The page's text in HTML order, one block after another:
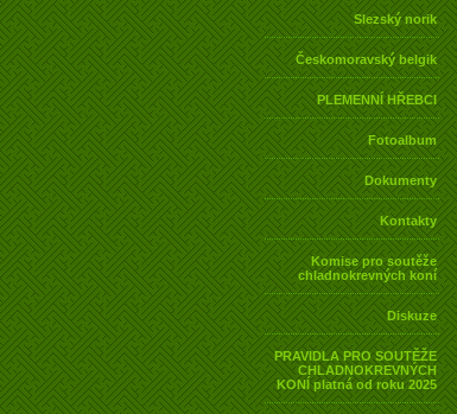
Slezský norik
Českomoravský belgik
PLEMENNÍ HŘEBCI
Fotoalbum
Dokumenty
Kontakty
Komise pro soutěže
chladnokrevných koní
Diskuze
PRAVIDLA PRO SOUTĚŽE
CHLADNOKREVNÝCH
KONÍ platná od roku 2025